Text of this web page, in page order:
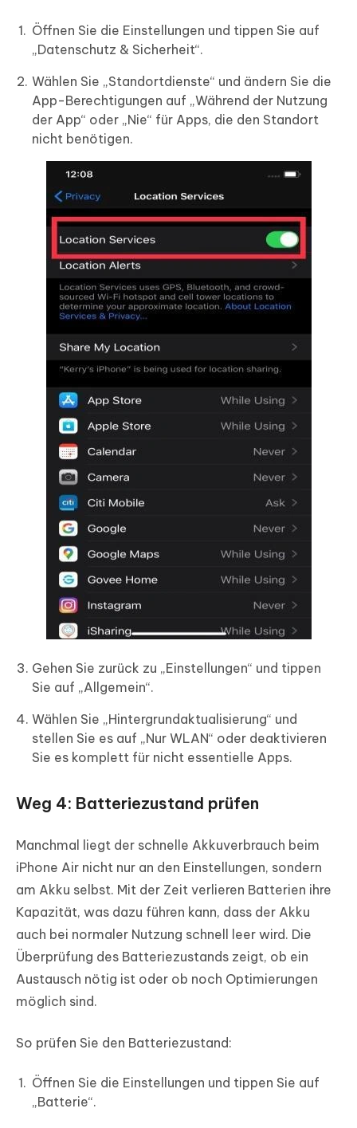
Öffnen Sie die Einstellungen und tippen Sie auf
„Datenschutz & Sicherheit“.
Wählen Sie „Standortdienste“ und ändern Sie die
App-Berechtigungen auf „Während der Nutzung
der App“ oder „Nie“ für Apps, die den Standort
nicht benötigen.
Gehen Sie zurück zu „Einstellungen“ und tippen
Sie auf „Allgemein“.
Wählen Sie „Hintergrundaktualisierung“ und
stellen Sie es auf „Nur WLAN“ oder deaktivieren
Sie es komplett für nicht essentielle Apps.
Weg 4: Batteriezustand prüfen
Manchmal liegt der schnelle Akkuverbrauch beim
iPhone Air nicht nur an den Einstellungen, sondern
am Akku selbst. Mit der Zeit verlieren Batterien ihre
Kapazität, was dazu führen kann, dass der Akku
auch bei normaler Nutzung schnell leer wird. Die
Überprüfung des Batteriezustands zeigt, ob ein
Austausch nötig ist oder ob noch Optimierungen
möglich sind.
So prüfen Sie den Batteriezustand:
Öffnen Sie die Einstellungen und tippen Sie auf
„Batterie“.